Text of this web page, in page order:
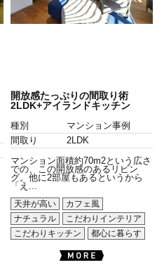
開放感たっぷりの間取り術
2LDK+アイランドキッチン
種別
マンション事例
間取り
2LDK
マンション面積約70m2という広さ
での、この開放感のあるリビン
グ。他に2部屋もあるというから
「え...
天井が高い
カフェ風
ナチュラル
こだわりインテリア
こだわりキッチン
都心に暮らす